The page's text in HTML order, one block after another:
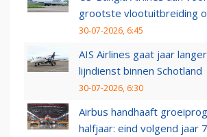
grootste vlootuitbreiding
30-07-2026, 6:45
AIS Airlines gaat jaar
lijndienst binnen Schotland
30-07-2026, 6:30
Airbus handhaaft
halfjaar: eind volgend jaar